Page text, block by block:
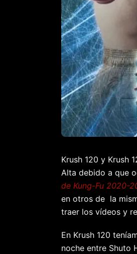
Krush 120 y Krush
Alta debido a que
de Kung-Fu 2020-
en otros de la
traer los vídeos y
En Krush 120
noche entre Shuto